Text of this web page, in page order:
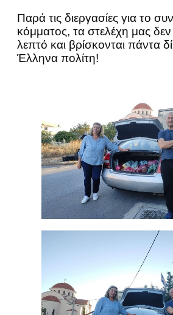
Παρά τις διεργασίες για το
κόμματος, τα στελέχη μας
λεπτό και βρίσκονται πάντα
Έλληνα πολίτη!